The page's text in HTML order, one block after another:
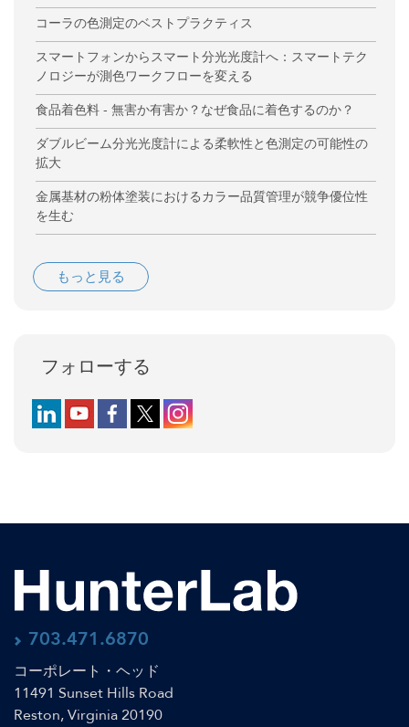
コーラの色測定のベストプラクティス
スマートフォンからスマート分光光度計へ：スマートテク
ノロジーが測色ワークフローを変える
食品着色料 - 無害か有害か？なぜ食品に着色するのか？
ダブルビーム分光光度計による柔軟性と色測定の可能性の
拡大
金属基材の粉体塗装におけるカラー品質管理が競争優位性
を生む
もっと見る
フォローする
Follow us on LinkedIn
Follow us on YouTube
Follow us on Facebook
Follow us on X (formerly Twitter)
Follow us on Instagram
703.471.6870
コーポレート・ヘッド
11491 Sunset Hills Road
Reston, Virginia 20190